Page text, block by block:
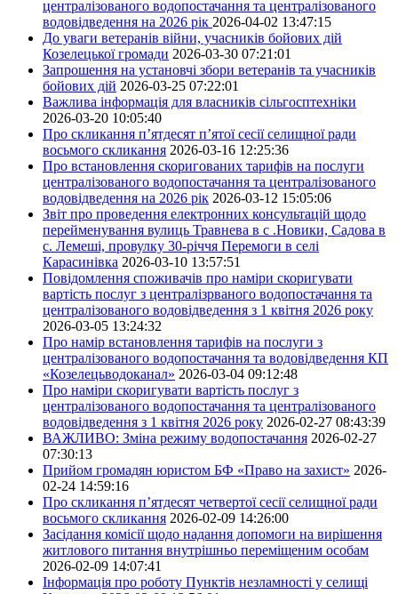
централізованого водопостачання та централізованого
водовідведення на 2026 рік 2026-04-02 13:47:15
До уваги ветеранів війни, учасників бойових дій
Козелецької громади 2026-03-30 07:21:01
Запрошення на установчі збори ветеранів та учасників
бойових дій 2026-03-25 07:22:01
Важлива інформація для власників сільгосптехніки
2026-03-20 10:05:40
Про скликання п’ятдесят п’ятої сесії селищної ради
восьмого скликання 2026-03-16 12:25:36
Про встановлення скоригованих тарифів на послуги
централізованого водопостачання та централізованого
водовідведення на 2026 рік 2026-03-12 15:05:06
Звіт про проведення електронних консультацій щодо
перейменування вулиць Травнева в с .Новики, Садова в
с. Лемеші, провулку 30-річчя Перемоги в селі
Карасинівка 2026-03-10 13:57:51
Повідомлення споживачів про наміри скоригувати
вартість послуг з централізрваного водопостачання та
централізованого водовідведення з 1 квітня 2026 року
2026-03-05 13:24:32
Про намір встановлення тарифів на послуги з
централізованого водопостачання та водовідведення КП
«Козелецьводоканал» 2026-03-04 09:12:48
Про наміри скоригувати вартість послуг з
централізованого водопостачання та централізованого
водовідведення з 1 квітня 2026 року 2026-02-27 08:43:39
ВАЖЛИВО: Зміна режиму водопостачання 2026-02-27
07:30:13
Прийом громадян юристом БФ «Право на захист» 2026-
02-24 14:59:16
Про скликання п’ятдесят четвертої сесії селищної ради
восьмого скликання 2026-02-09 14:26:00
Засідання комісії щодо надання допомоги на вирішення
житлового питання внутрішньо переміщеним особам
2026-02-09 14:07:41
Інформація про роботу Пунктів незламності у селищі